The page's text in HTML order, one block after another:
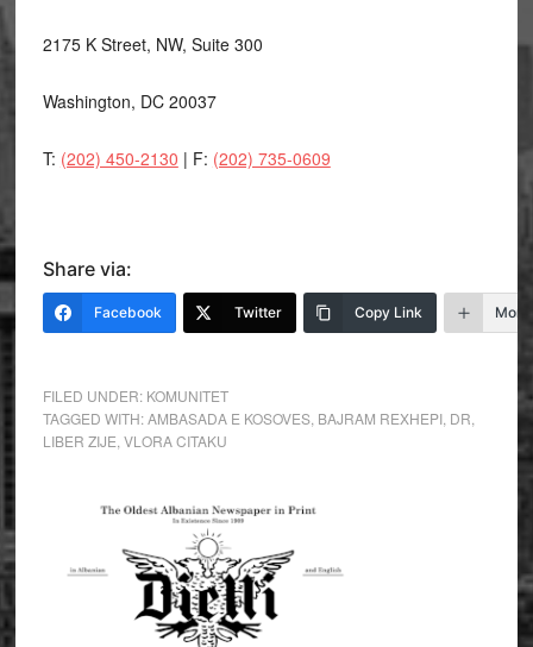
2175 K Street, NW, Suite 300
Washington, DC 20037
T: (202) 450-2130 | F: (202) 735-0609
Share via:
Facebook Twitter Copy Link More
FILED UNDER: KOMUNITET
TAGGED WITH:AMBASADA E KOSOVES, BAJRAM REXHEPI, DR
LIBER ZIJE VLORA CITAKU